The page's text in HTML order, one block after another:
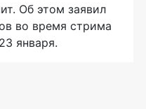
Об этом заявил
во время стрима
января.